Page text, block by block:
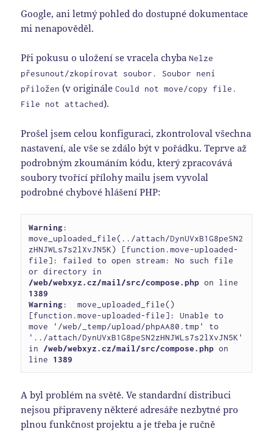
Google, ani letmý pohled do dostupné dokumentace
mi nenapověděl.
Při pokusu o uložení se vracela chybaNelze
přesunout/zkopírovat soubor. Soubor není
přiložen (v origináleCould not move/copy file.
File not attached).
Prošel jsem celou konfiguraci, zkontroloval všechna
nastavení, ale vše se zdálo být v pořádku. Teprve až
podrobným zkoumáním kódu, který zpracovává
soubory tvořící přílohy mailu jsem vyvolal
podrobné chybové hlášení PHP:
Warning:
move_uploaded_file(../attach/DynUVxB1G8peSN2
zHNJWLs7s2lXvJN5K) [function.move-uploaded-
file]: failed to open stream: No such file
/web/webxyz.cz/mail/src/compose.php
1389
Warning:  move_uploaded_file()
[function.move-uploaded-file]: Unable to
move '/web/_temp/upload/phpAA80.tmp' to
'../attach/DynUVxB1G8peSN2zHNJWLs7s2lXvJN5K'
in /web/webxyz.cz/mail/src/compose.php on
line
A byl problém na světě. Ve standardní distribuci
nejsou připraveny některé adresáře nezbytné pro
plnou funkčnost projektu a je třeba je ručně